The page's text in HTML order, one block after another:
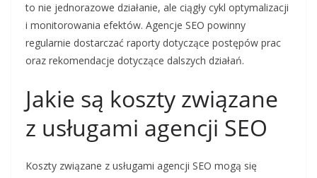
to nie jednorazowe działanie, ale ciągły cykl optymalizacji
i monitorowania efektów. Agencje SEO powinny
regularnie dostarczać raporty dotyczące postępów prac
oraz rekomendacje dotyczące dalszych działań.
Jakie są koszty związane
z usługami agencji SEO
Koszty związane z usługami agencji SEO mogą się